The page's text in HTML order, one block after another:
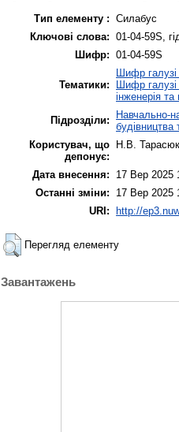
Тип елементу : Силабус
Ключові слова: 01-04-59S,
Шифр: 01-04-59S
Тематики:
Шифр галузі
Шифр галузі
інженерія та
Підрозділи:
Навчально-
будівництва
Користувач, що
депонує:
Н.В. Тарасюк
Дата внесення:
17 Вер 2025
Останні зміни:
17 Вер 2025
URI:
http://
Перегляд елементу
Завантажень